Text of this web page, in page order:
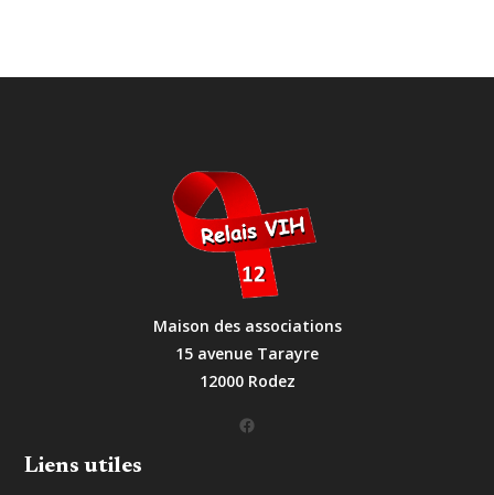
Maison des associations
15 avenue Tarayre
12000 Rodez
Facebook
Liens utiles